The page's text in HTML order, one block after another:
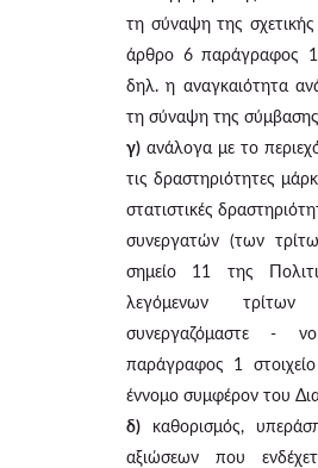
τη σύναψη της
άρθρο 6 παράγραφος 1
δηλ. η αναγκαιότητα
τη σύναψη της
γ) ανάλογα με το
τις δραστηριότητες
στατιστικές
συνεργατών (των
σημείο 11 της
λεγόμενων
συνεργαζόμαστε -
παράγραφος 1
έννομο συμφέρον του
δ) καθορισμός,
αξιώσεων που